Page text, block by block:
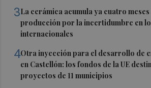
3La cerámica acumula ya cuatro
producción por la incertidumbre en
internacionales
4Otra inyección para el desarrollo de
en Castellón: los fondos de la UE
proyectos de 11 municipios